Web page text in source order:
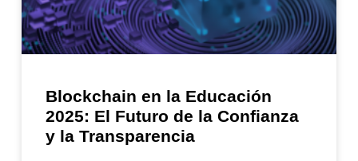
Blockchain en la Educación
2025: El Futuro de la Confianza
y la Transparencia